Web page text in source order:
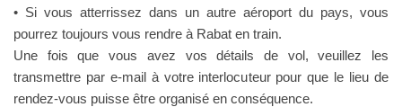
• Si vous atterrissez dans un autre aéroport du pays, vous
pourrez toujours vous rendre à Rabat en train.
Une fois que vous avez vos détails de vol, veuillez les
transmettre par e-mail à votre interlocuteur pour que le lieu de
rendez-vous puisse être organisé en conséquence.